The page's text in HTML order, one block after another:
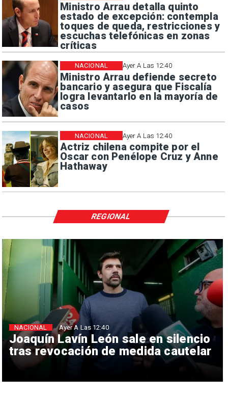
Ministro Arrau detalla quinto
estado de excepción: contempla
toques de queda, restricciones y
escuchas telefónicas en zonas
críticas
Ayer A Las 12:40
Ministro Arrau defiende secreto
bancario y asegura que Fiscalía
logra levantarlo en la mayoría de
casos
NACIONAL
Ayer A Las 12:40
Actriz chilena compite por el
Oscar con Penélope Cruz y Anne
Hathaway
NACIONAL
Joaquín Lavín León sale en silencio
tras revocación de medida cautelar
NACIONAL Ayer A Las 12:40
REGIONAL